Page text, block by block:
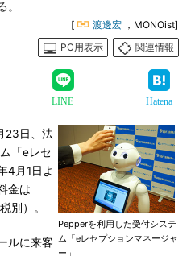
[ 渡邊宏 ，MONOist]
PC用表示
関連情報
LINE Hatena
Pepperを利用した受付システ
ム「eレセプションマネージャ
ー」
23日、法
「eレセ
4月1日よ
金は
別）。
ルに来客